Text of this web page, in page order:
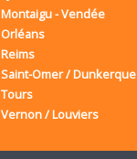
Montaigu - Vendée
Orléans
Reims
Saint-Omer / Dunkerque
Tours
Vernon / Louviers